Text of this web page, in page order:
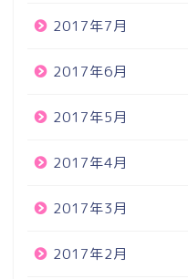
2017年7月
2017年6月
2017年5月
2017年4月
2017年3月
2017年2月